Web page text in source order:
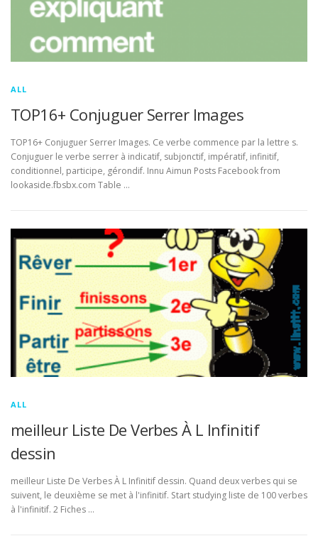
ALL
TOP16+ Conjuguer Serrer Images
TOP16+ Conjuguer Serrer Images. Ce verbe commence par la lettre s.
Conjuguer le verbe serrer à indicatif, subjonctif, impératif, infinitif,
conditionnel, participe, gérondif. Innu Aimun Posts Facebook from
lookaside.fbsbx.com Table …
ALL
meilleur Liste De Verbes À L Infinitif
dessin
meilleur Liste De Verbes À L Infinitif dessin. Quand deux verbes qui se
suivent, le deuxième se met à l'infinitif. Start studying liste de 100 verbes
à l'infinitif. 2 Fiches …